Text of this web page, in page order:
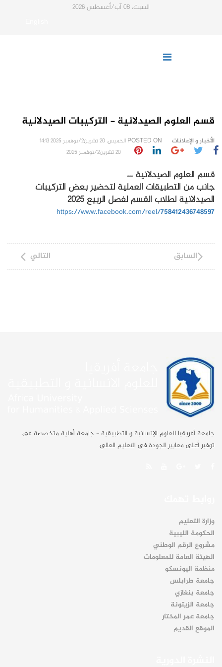
السبت، 08 آب/أغسطس 2026
قسم العلوم الصيدلانية - التركيبات الصيدلانية
الأخبار و الإعلانات POSTED ON الخميس، 20 تشرين2/نوفمبر 2025 14:13
20 تشرين2/نوفمبر 2025
قسم العلوم الصيدلانية ،،،
جانب من التطبيقات العملية لتحضير بعض التركيبات
الصيدلانية لطلاب القسم لفصل الربيع 2025
https://www.facebook.com/reel/758412436748597
السابق التالي
جامعة أفريقيا للعلوم الإنسانية و التطبيقية - جامعة أهلية متخصصة في
توفير أعلى معايير الجودة في التعليم العالي
وزارة التعليم
الحكومة الليبية
مشروع الرقم الوطني
الهيئة العامة للمعلومات
منظمة اليونسكو
جامعة طرابلس
جامعة بنغازي
جامعة الزيتونة
جامعة عمر المختار
الموقع القديم